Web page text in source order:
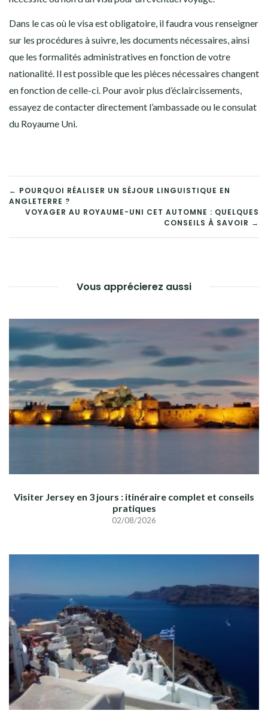
Dans le cas où le visa est obligatoire, il faudra vous renseigner
sur les procédures à suivre, les documents nécessaires, ainsi
que les formalités administratives en fonction de votre
nationalité. Il est possible que les pièces nécessaires changent
en fonction de celle-ci. Pour avoir plus d’éclaircissements,
essayez de contacter directement l’ambassade ou le consulat
du Royaume Uni.
NAVIGATION
DE
L’ARTICLE
← POURQUOI RÉALISER UN SÉJOUR LINGUISTIQUE EN
ANGLETERRE ?
VOYAGER AU ROYAUME-UNI CET AUTOMNE : QUELQUES
CONSEILS À SAVOIR →
Vous apprécierez aussi
Visiter Jersey en 3 jours : itinéraire complet et conseils
pratiques
02/08/2026